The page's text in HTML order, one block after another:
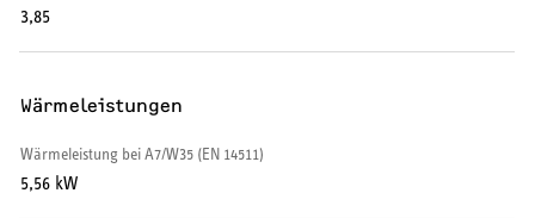
Warmwasserspeicher
Warmwasser-Wärmepumpe
3,85
Wärmeleistungen
Wärmeleistung bei A7/W35 (EN 14511)
5,56 kW